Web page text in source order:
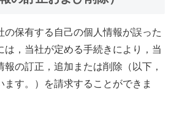
の保有する自己の個人情報が誤った
は，当社が定める手続きにより，当
報の訂正，追加または削除（以下，
ます。）を請求することができま